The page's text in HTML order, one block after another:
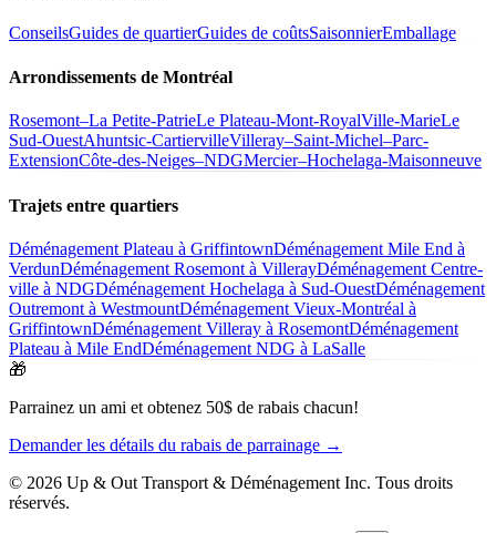
ConseilsGuides de quartierGuides de coûtsSaisonnierEmballage
Arrondissements de Montréal
Rosemont–La Petite-PatrieLe Plateau-Mont-RoyalVille-MarieLe
Sud-OuestAhuntsic-CartiervilleVilleray–Saint-Michel–Parc-
ExtensionCôte-des-Neiges–NDGMercier–Hochelaga-Maisonneuve
Trajets entre quartiers
Déménagement Plateau à GriffintownDéménagement Mile End à
VerdunDéménagement Rosemont à VillerayDéménagement Centre-
ville à NDGDéménagement Hochelaga à Sud-OuestDéménagement
Outremont à WestmountDéménagement Vieux-Montréal à
GriffintownDéménagement Villeray à RosemontDéménagement
Plateau à Mile EndDéménagement NDG à LaSalle
🎁
Parrainez un ami et obtenez 50$ de rabais chacun!
Demander les détails du rabais de parrainage →
© 2026 Up & Out Transport & Déménagement Inc. Tous droits
réservés.